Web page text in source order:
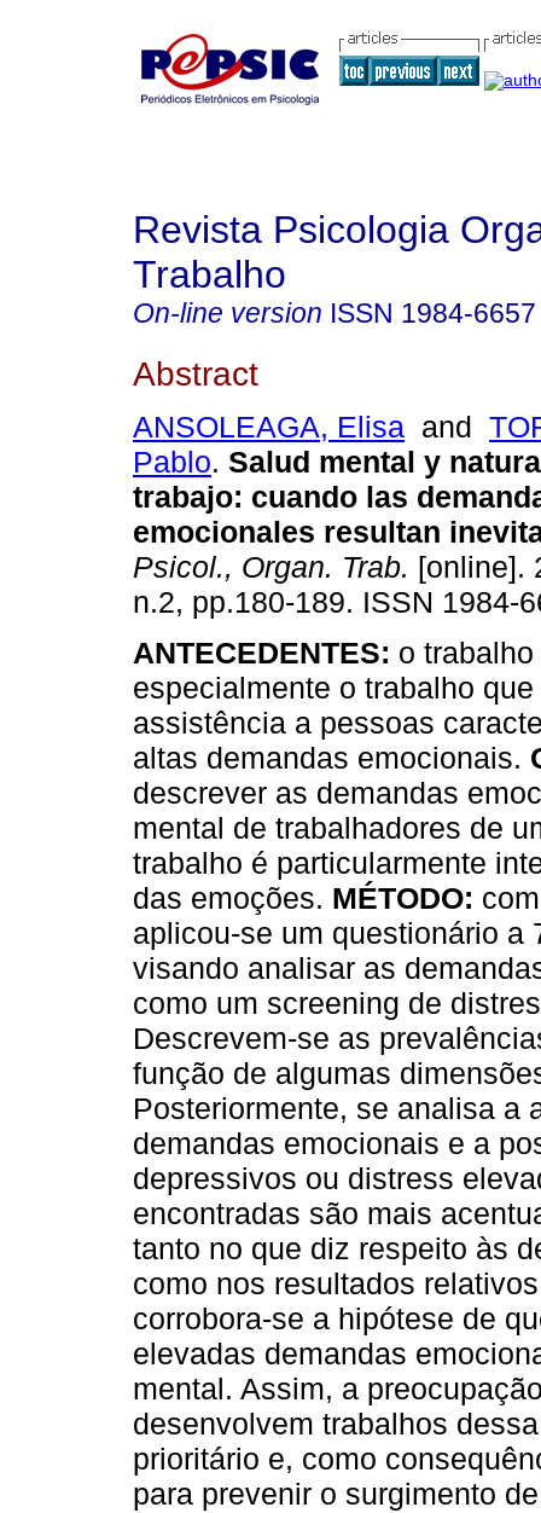
Revista Psicologia
Trabalho
On-line version ISSN 1984-6657
Abstract
ANSOLEAGA, Elisa and
Pablo. Salud mental y
trabajo: cuando las
emocionales resultan
Psicol., Organ. Trab. [online].
n.2, pp.180-189. ISSN 1984-
ANTECEDENTES: o
especialmente o trabalho
assistência a pessoas
altas demandas emocionais.
descrever as demandas
mental de trabalhadores de
trabalho é particularmente
das emoções. MÉTODO:
aplicou-se um questionário a
visando analisar as
como um screening de
Descrevem-se as
função de algumas
Posteriormente, se analisa a
demandas emocionais e a
depressivos ou distress
encontradas são mais
tanto no que diz respeito às
como nos resultados
corrobora-se a hipótese de
elevadas demandas
mental. Assim, a
desenvolvem trabalhos
prioritário e, como
para prevenir o surgimento